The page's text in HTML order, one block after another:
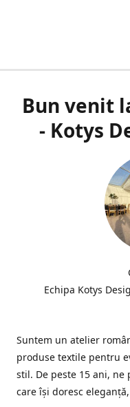
Bun venit
- Kotys
Echipa Kotys
Suntem un atelier
produse textile pentru
stil. De peste 15 ani,
care își doresc